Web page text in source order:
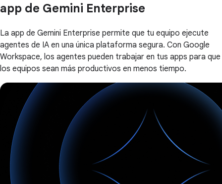
app de Gemini Enterprise
La app de Gemini Enterprise permite que tu equipo ejecute
agentes de IA en una única plataforma segura. Con Google
Workspace, los agentes pueden trabajar en tus apps para que
los equipos sean más productivos en menos tiempo.